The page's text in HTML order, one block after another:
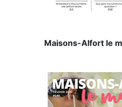
Maisons-Alfort le